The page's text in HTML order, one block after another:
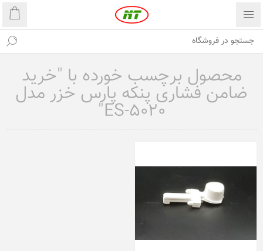
محصول برچسب خورده با "خرید
ضامن فشاری پنکه پارس خزر مدل
ES-5020"